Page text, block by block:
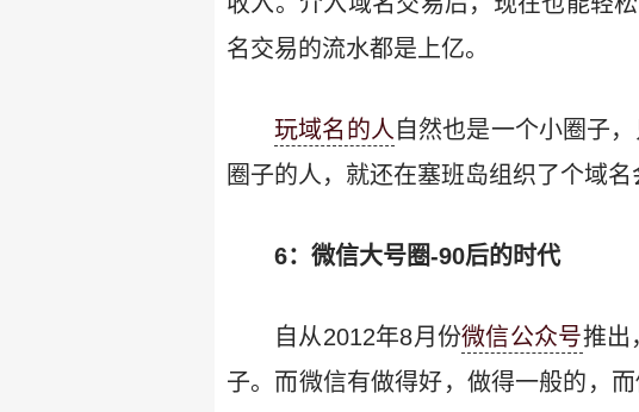
名交易的流水都是上亿。
玩域名的人 自然也是一个小圈子
圈子的人，就还在塞班岛组织了个域名
6：微信大号圈-90后的时代
自从2012年8月份微信公众号推出
子。而微信有做得好，做得一般的，